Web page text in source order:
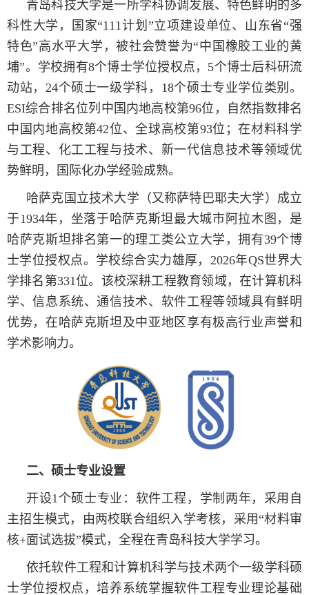
青岛科技大学是一所学科协调发展、特色鲜明的多
科性大学，国家“111计划”立项建设单位、山东省“强
特色”高水平大学，被社会赞誉为“中国橡胶工业的黄
埔”。学校拥有8个博士学位授权点，5个博士后科研流
动站，24个硕士一级学科，18个硕士专业学位类别。
ESI综合排名位列中国内地高校第96位，自然指数排名
中国内地高校第42位、全球高校第93位；在材料科学
与工程、化工工程与技术、新一代信息技术等领域优
势鲜明，国际化办学经验成熟。
哈萨克国立技术大学（又称萨特巴耶夫大学）成立
于1934年，坐落于哈萨克斯坦最大城市阿拉木图，是
哈萨克斯坦排名第一的理工类公立大学，拥有39个博
士学位授权点。学校综合实力雄厚，2026年QS世界大
学排名第331位。该校深耕工程教育领域，在计算机科
学、信息系统、通信技术、软件工程等领域具有鲜明
优势，在哈萨克斯坦及中亚地区享有极高行业声誉和
学术影响力。
二、硕士专业设置
开设1个硕士专业：软件工程，学制两年，采用自
主招生模式，由两校联合组织入学考核，采用“材料审
核+面试选拔”模式，全程在青岛科技大学学习。
依托软件工程和计算机科学与技术两个一级学科硕
士学位授权点，培养系统掌握软件工程专业理论基础